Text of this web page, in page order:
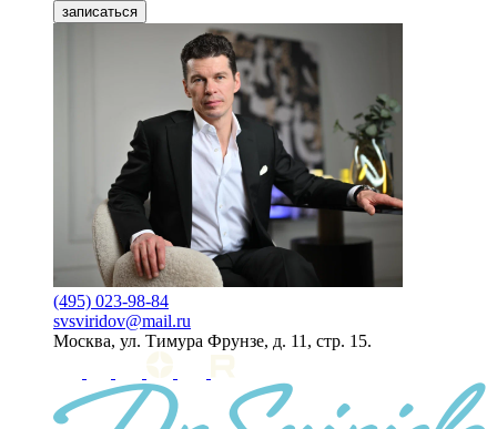
записаться
(495) 023-98-84
svsviridov@mail.ru
Москва, ул. Тимура Фрунзе, д. 11, стр. 15.